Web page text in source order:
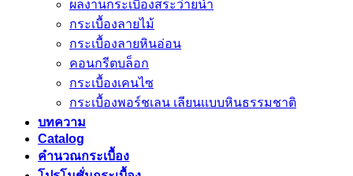
ผลงานกระเบื้องสระว่ายนํ้า
กระเบื้องลายไม้
กระเบื้องลายหินอ่อน
คอนกรีตบล็อก
กระเบื้องเคนไซ
กระเบื้องพอร์ชเลน เลียนเเบบหินธรรมชาติ
บทความ
Catalog
คำนวณกระเบื้อง